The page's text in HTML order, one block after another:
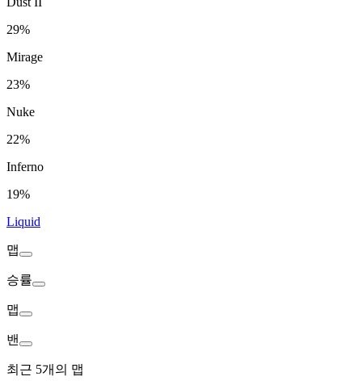
29%
Mirage
23%
Nuke
22%
Inferno
19%
Liquid
맵
승률
맵
밴
최근 5개의 맵